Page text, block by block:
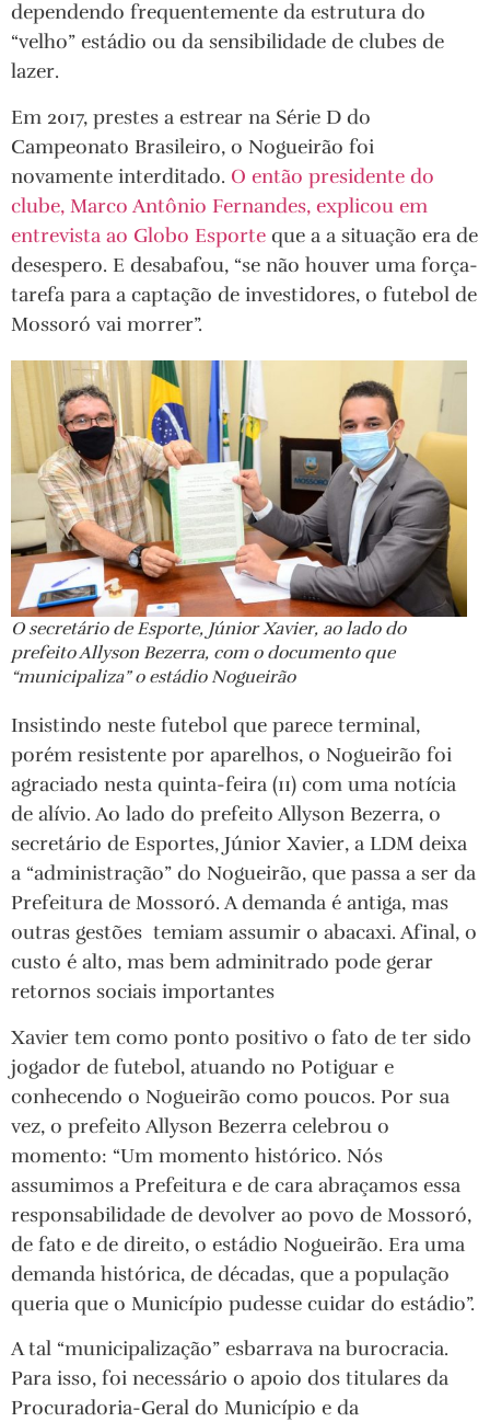
dependendo frequentemente da estrutura do
“velho” estádio ou da sensibilidade de clubes de
lazer.
Em 2017, prestes a estrear na Série D do
Campeonato Brasileiro, o Nogueirão foi
novamente interditado. O então presidente do
clube, Marco Antônio Fernandes, explicou em
entrevista ao Globo Esporte que a a situação era de
desespero. E desabafou, “se não houver uma força-
tarefa para a captação de investidores, o futebol de
Mossoró vai morrer”.
O secretário de Esporte, Júnior Xavier, ao lado do
prefeito Allyson Bezerra, com o documento que
“municipaliza” o estádio Nogueirão
Insistindo neste futebol que parece terminal,
porém resistente por aparelhos, o Nogueirão foi
agraciado nesta quinta-feira (11) com uma notícia
de alívio. Ao lado do prefeito Allyson Bezerra, o
secretário de Esportes, Júnior Xavier, a LDM deixa
a “administração” do Nogueirão, que passa a ser da
Prefeitura de Mossoró. A demanda é antiga, mas
outras gestões temiam assumir o abacaxi. Afinal, o
custo é alto, mas bem adminitrado pode gerar
retornos sociais importantes
Xavier tem como ponto positivo o fato de ter sido
jogador de futebol, atuando no Potiguar e
conhecendo o Nogueirão como poucos. Por sua
vez, o prefeito Allyson Bezerra celebrou o
momento: “Um momento histórico. Nós
assumimos a Prefeitura e de cara abraçamos essa
responsabilidade de devolver ao povo de Mossoró,
de fato e de direito, o estádio Nogueirão. Era uma
demanda histórica, de décadas, que a população
queria que o Município pudesse cuidar do estádio”.
A tal “municipalização” esbarrava na burocracia.
Para isso, foi necessário o apoio dos titulares da
Procuradoria-Geral do Município e da